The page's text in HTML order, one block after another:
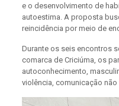
e o desenvolvimento de
autoestima. A proposta
reincidência por meio de
Durante os seis encontros
comarca de Criciúma, os
autoconhecimento,
violência, comunicação não